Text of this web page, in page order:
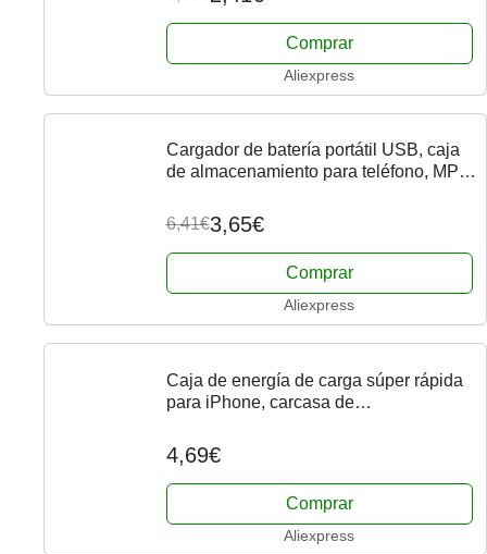
inteligente
Comprar
Aliexpress
Cargador de batería portátil USB, caja
de almacenamiento para teléfono, MP3,
6,41€3,65€
Comprar
Aliexpress
Caja de energía de carga súper rápida
para iPhone, carcasa de
20000mAh, 8x18650, 9V, 25W, sin
batería
4,69€
Comprar
Aliexpress